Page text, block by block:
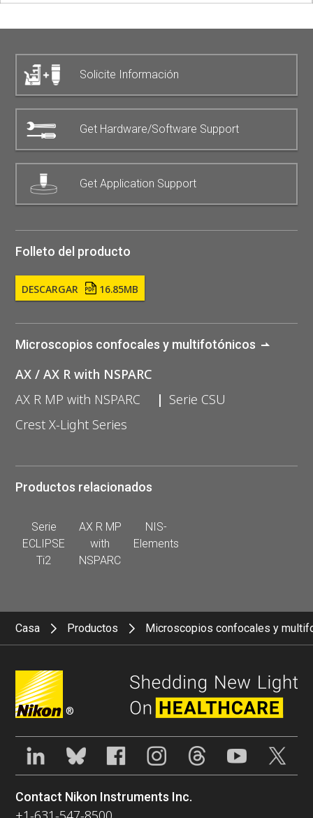
Solicite Información
Get Hardware/Software Support
Get Application Support
Folleto del producto
DESCARGAR 16.85MB
Microscopios confocales y multifotónicos
AX / AX R with NSPARC
AX R MP with NSPARC
Serie CSU
Crest X-Light Series
Productos relacionados
Serie
ECLIPSE
Ti2
AX R MP
with
NSPARC
NIS-
Elements
Casa Productos Microscopios confocales y
®
Contact Nikon Instruments Inc.